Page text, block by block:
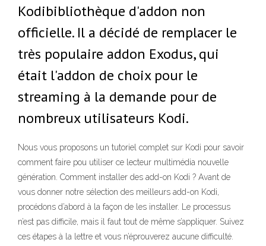
Kodibibliothèque d'addon non
officielle. Il a décidé de remplacer le
très populaire addon Exodus, qui
était l'addon de choix pour le
streaming à la demande pour de
nombreux utilisateurs Kodi.
Nous vous proposons un tutoriel complet sur Kodi pour savoir
comment faire pou utiliser ce lecteur multimédia nouvelle
génération. Comment installer des add-on Kodi ? Avant de
vous donner notre sélection des meilleurs add-on Kodi,
procédons d’abord à la façon de les installer. Le processus
n’est pas difficile, mais il faut tout de même s’appliquer. Suivez
ces étapes à la lettre et vous n’éprouverez aucune difficulté.